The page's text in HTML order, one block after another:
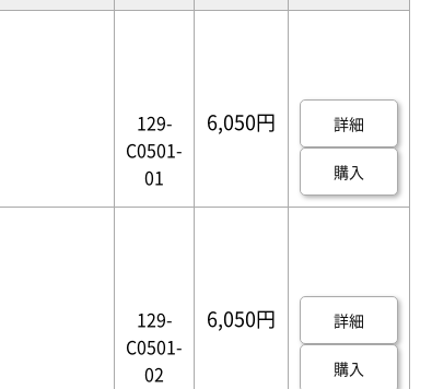
129-
C0501-
01
6,050円 詳細
購入
129-
C0501-
02
6,050円 詳細
購入